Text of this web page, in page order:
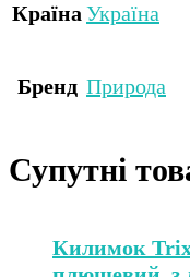
КраїнаУкраїна
Бренд Природа
Супутні
Килимок